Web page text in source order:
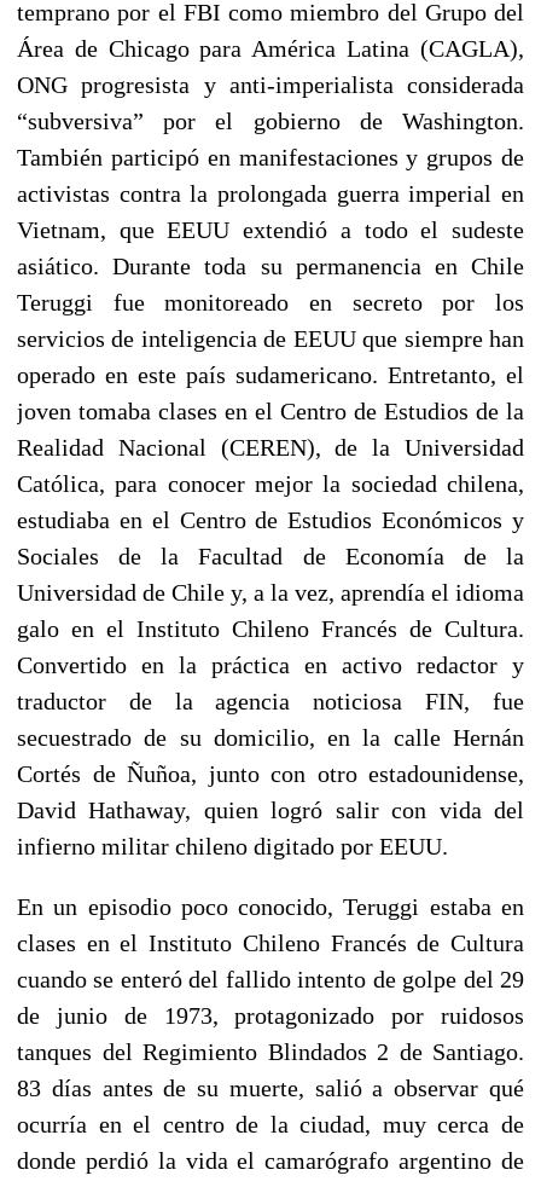
temprano por el FBI como miembro del Grupo del
Área de Chicago para América Latina (CAGLA),
ONG progresista y anti-imperialista considerada
“subversiva” por el gobierno de Washington.
También participó en manifestaciones y grupos de
activistas contra la prolongada guerra imperial en
Vietnam, que EEUU extendió a todo el sudeste
asiático. Durante toda su permanencia en Chile
Teruggi fue monitoreado en secreto por los
servicios de inteligencia de EEUU que siempre han
operado en este país sudamericano. Entretanto, el
joven tomaba clases en el Centro de Estudios de la
Realidad Nacional (CEREN), de la Universidad
Católica, para conocer mejor la sociedad chilena,
estudiaba en el Centro de Estudios Económicos y
Sociales de la Facultad de Economía de la
Universidad de Chile y, a la vez, aprendía el idioma
galo en el Instituto Chileno Francés de Cultura.
Convertido en la práctica en activo redactor y
traductor de la agencia noticiosa FIN, fue
secuestrado de su domicilio, en la calle Hernán
Cortés de Ñuñoa, junto con otro estadounidense,
David Hathaway, quien logró salir con vida del
infierno militar chileno digitado por EEUU.
En un episodio poco conocido, Teruggi estaba en
clases en el Instituto Chileno Francés de Cultura
cuando se enteró del fallido intento de golpe del 29
de junio de 1973, protagonizado por ruidosos
tanques del Regimiento Blindados 2 de Santiago.
83 días antes de su muerte, salió a observar qué
ocurría en el centro de la ciudad, muy cerca de
donde perdió la vida el camarógrafo argentino de